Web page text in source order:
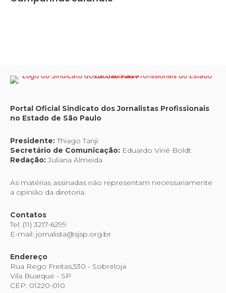
Portal Oficial Sindicato dos Jornalistas Profissionais
no Estado de São Paulo
Presidente:Thiago Tanji
Secretário de Comunicação: Eduardo Viné Boldt
Redação:Juliana Almeida
As matérias assinadas não representam necessariamente
a opinião da diretoria.
Contatos
Tel: (11) 3217-6299
E-mail: jornalista@sjsp.org.br
Endereço
Rua Rego Freitas,530 - Sobreloja
Vila Buarque - SP
CEP: 01220-010